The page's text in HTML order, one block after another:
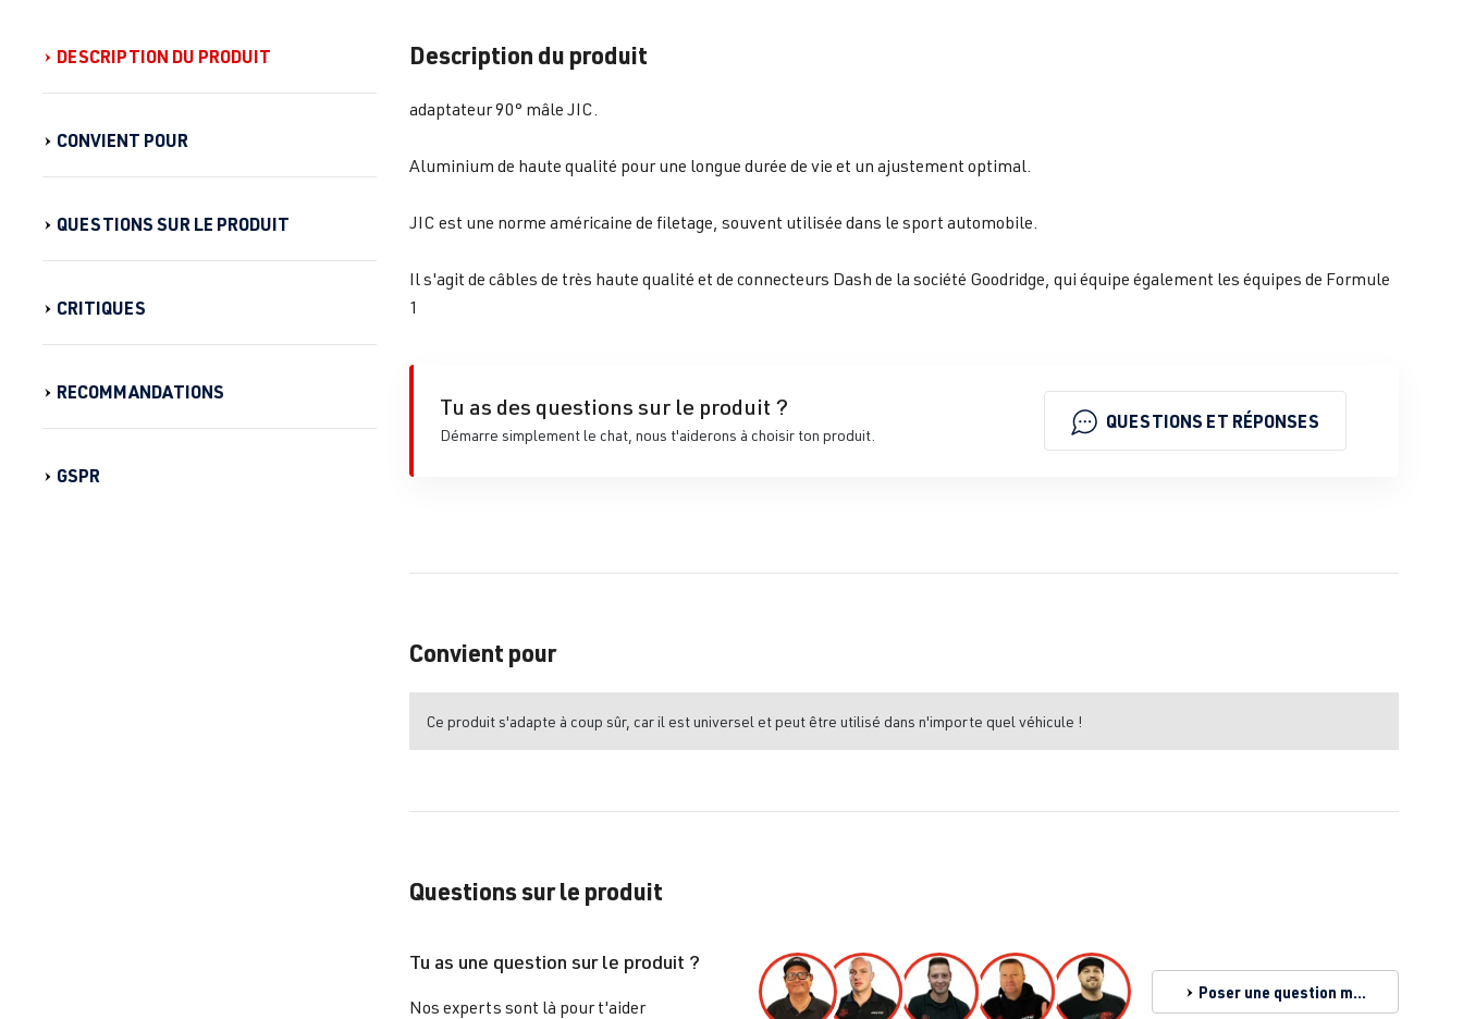
DESCRIPTION DU PRODUIT
CONVIENT POUR
QUESTIONS SUR LE PRODUIT
CRITIQUES
RECOMMANDATIONS
GSPR
Description du produit
adaptateur 90° mâle JIC.
Aluminium de haute qualité pour une longue durée de vie et un ajustement optimal.
JIC est une norme américaine de filetage, souvent utilisée dans le sport automobile.
Il s'agit de câbles de très haute qualité et de connecteurs Dash de la société Goodridge, qui équipe également les équipes de Formule
1
Tu as des questions sur le produit ?
Démarre simplement le chat, nous t'aiderons à choisir ton produit.
QUESTIONS ET RÉPONSES
Convient pour
Ce produit s'adapte à coup sûr, car il est universel et peut être utilisé dans n'importe quel véhicule !
Questions sur le produit
Tu as une question sur le produit ?
Nos experts sont là pour t'aider
Poser une question maintenant